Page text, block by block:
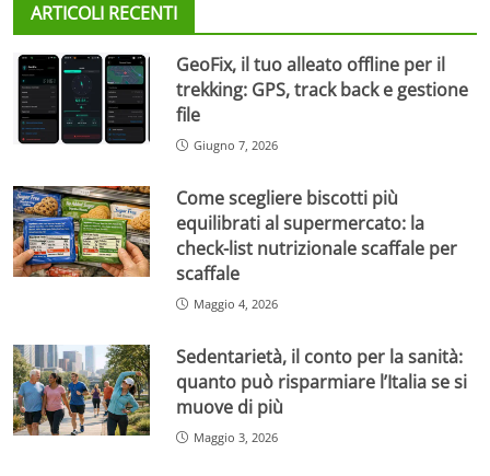
ARTICOLI RECENTI
GeoFix, il tuo alleato offline per il
trekking: GPS, track back e gestione
file
Giugno 7, 2026
Come scegliere biscotti più
equilibrati al supermercato: la
check-list nutrizionale scaffale per
scaffale
Maggio 4, 2026
Sedentarietà, il conto per la sanità:
quanto può risparmiare l’Italia se si
muove di più
Maggio 3, 2026